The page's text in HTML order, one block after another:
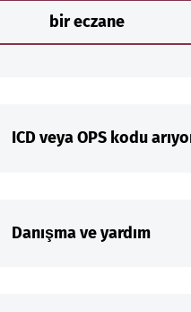
bir eczane
ICD veya OPS kodu
Danışma ve yardım